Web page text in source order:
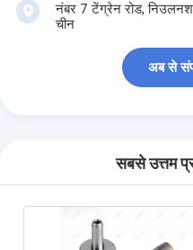
नंबर 7 टेंग्रेन रोड,
चीन
अब से
सबसे उत्तम